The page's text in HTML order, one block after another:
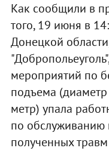
Как сообщили в
того, 19 июня в
Донецкой
мероприятий по
подъема (диаметр
метр) упала
по обслуживанию
полученных